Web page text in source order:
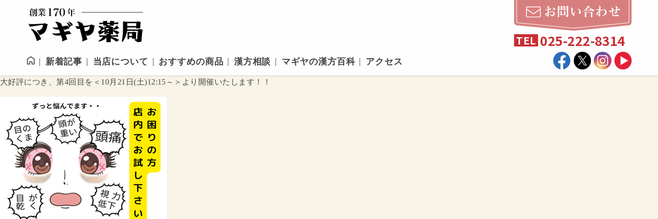
TEL 025-222-8314
新着記事 当店について おすすめの商品 漢方相談 マギヤの漢方百科 アクセス
大好評につき、第4回目を＜10月21日(土)12:15～＞より開催いたします！！